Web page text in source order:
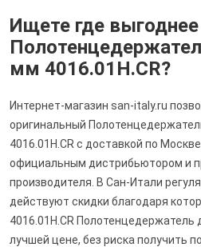
Ищете где выгоднее
мм 4016.01H.CR?
Интернет-магазин san-italy.ru
оригинальный
4016.01H.CR с доставкой по
официальным дистрибьютором и
производителя. В Сан-Итали
действуют скидки благодаря
4016.01H.CR Полотенцедержатель
лучшей цене, без риска получить